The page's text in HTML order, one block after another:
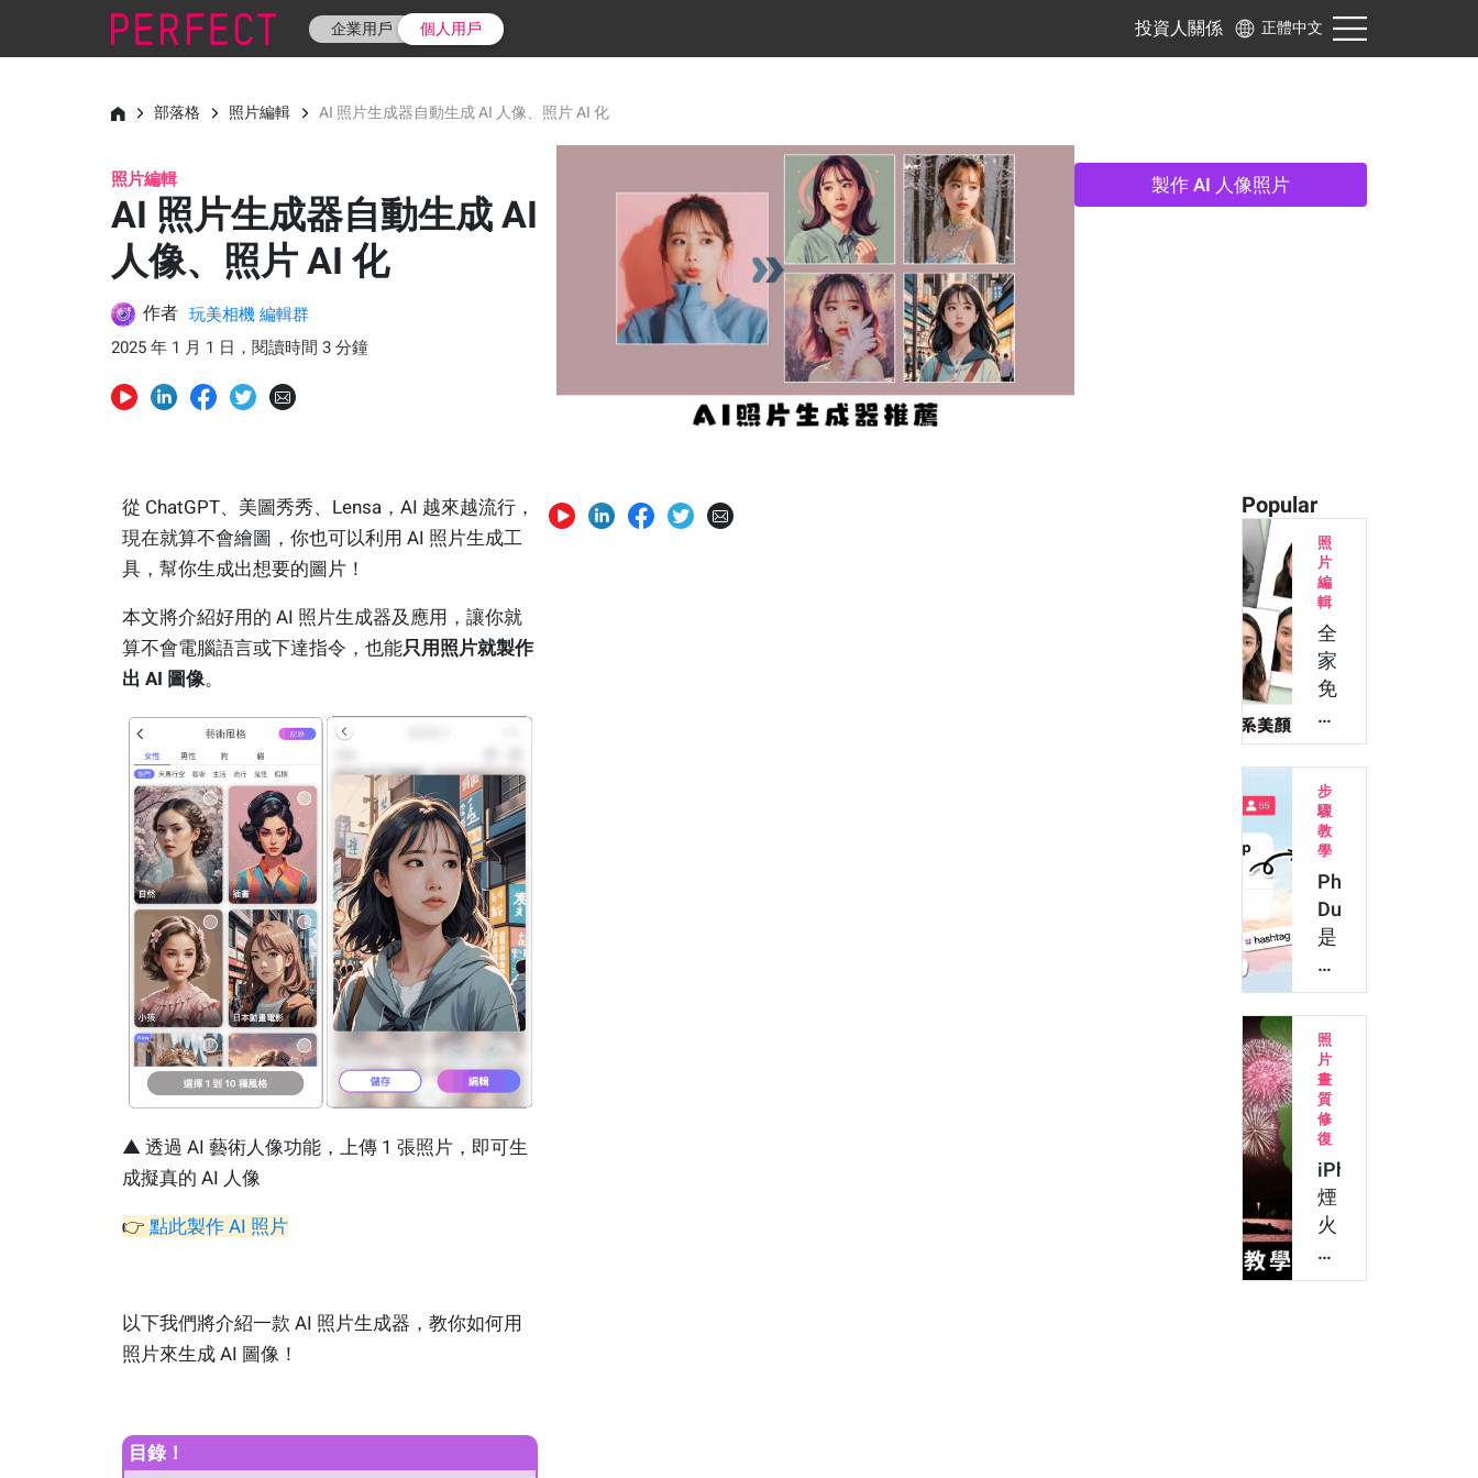
企業用戶 個人用戶 投資人關係 正體中文
部落格 照片編輯 AI 照片生成器自動生成 AI 人像、照片 AI 化
照片編輯
AI 照片生成器自動生成 AI
人像、照片 AI 化
作者 玩美相機 編輯群
2025 年 1 月 1 日，閱讀時間 3 分鐘
製作 AI 人像照片
從 ChatGPT、美圖秀秀、Lensa，AI 越來越流行，
現在就算不會繪圖，你也可以利用 AI 照片生成工
具，幫你生成出想要的圖片！
本文將介紹好用的 AI 照片生成器及應用，讓你就
算不會電腦語言或下達指令，也能只用照片就製作
出 AI 圖像。
▲ 透過 AI 藝術人像功能，上傳 1 張照片，即可生
成擬真的 AI 人像
👉 點此製作 AI 照片
以下我們將介紹一款 AI 照片生成器，教你如何用
照片來生成 AI 圖像！
目錄！
Popular
照
片
編
輯
全
家
免
費
列
印
｜
AI
證
件
照
App
教
學：
免
跑
照
相
館！
家
也
能…
步
驟
教
學
Photo
Dump
是
什
麼？
教
你
做
7
月
July
Dump！
IG
多
張
照
片
畫
質
修
復
iPhone
煙
火
修
圖